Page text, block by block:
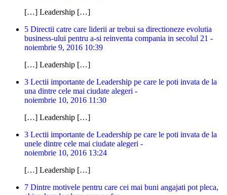
[…] Leadership […]
5 Directii catre care liderii ar trebui sa directioneze evolutia
business-ului pentru a-si reinventa compania in secolul 21 -
noiembrie 9, 2016 10:39
[…] Leadership […]
3 Lectii importante de Leadership pe care le poti invata de la
una dintre cele mai ciudate alegeri -
noiembrie 10, 2016 11:30
[…] Leadership […]
3 Lectii importante de Leadership pe care le poti invata de la
unele dintre cele mai ciudate alegeri -
noiembrie 10, 2016 13:24
[…] Leadership […]
7 Dintre motivele pentru care cei mai buni angajati pot pleca,